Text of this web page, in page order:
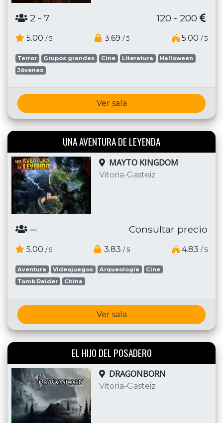
2 - 7 120 - 200
5.00 / 5 3.69 / 5 5.00 / 5
Terror Grupos grandes Cine Literatura
Halloween
Jóvenes
Ver sala
UNA AVENTURA DE LEYENDA
MAYTO KINGDOM
Vitoria-Gasteiz
─ Consultar precio
5.00 / 5 3.83 / 5 4.83 / 5
Aventura Videojuegos Arqueología
Cine
Tomb Raider
China
Ver sala
EL HIJO DEL POSADERO
DRAGONBORN
Vitoria-Gasteiz